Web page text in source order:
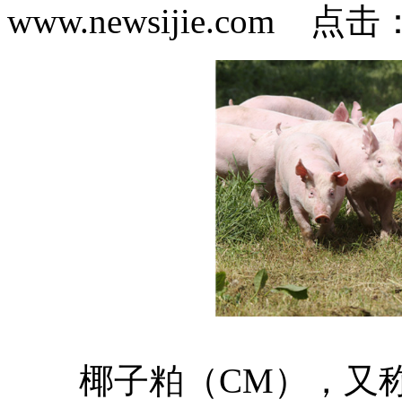
www.newsijie.com 点击
椰子粕（CM），又称